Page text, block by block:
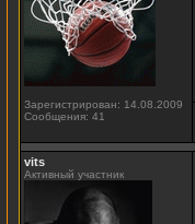
Зарегистрирован: 14.08.2009
Сообщения: 41
vits
Активный участник